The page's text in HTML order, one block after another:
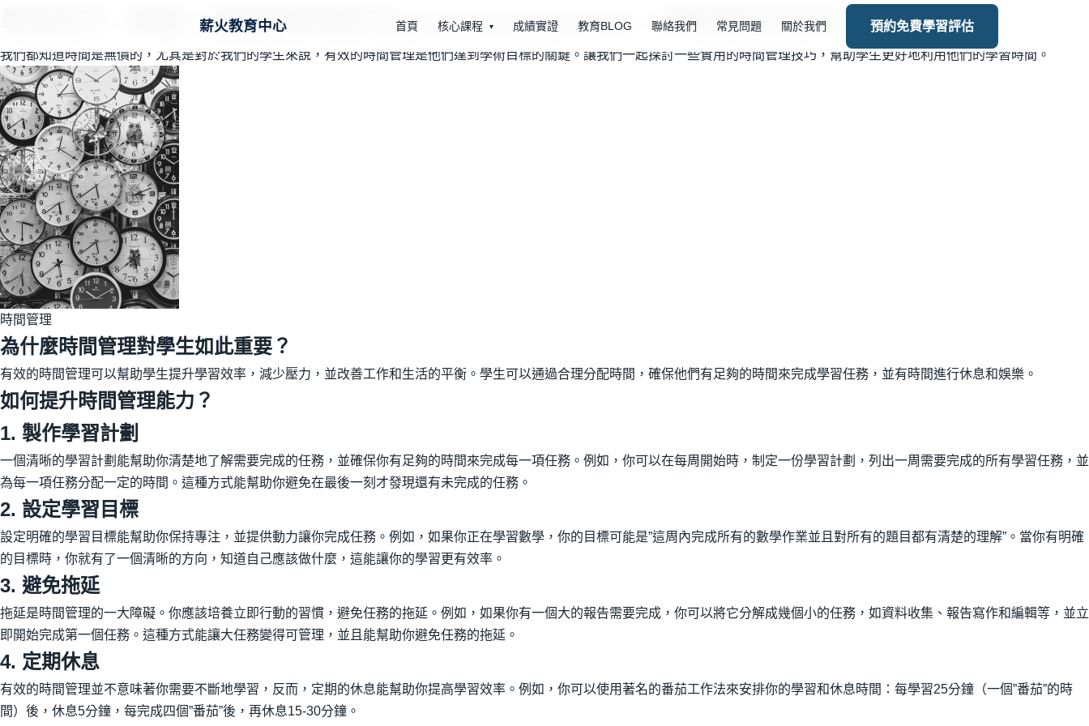
薪火教育中心 首頁 核心課程 ▾ 成績實證 教育BLOG 聯絡我們 常見問題 關於我們 預約免費學習評估
學習技巧：掌握 4 個時間管理技巧(time management)，成就更好的自我
我們都知道時間是無價的，尤其是對於我們的學生來說，有效的時間管理是他們達到學術目標的關鍵。讓我們一起探討一些實用的時間管理技巧，幫助學生更好地利用他們的學習時間。
時間管理
為什麼時間管理對學生如此重要？
有效的時間管理可以幫助學生提升學習效率，減少壓力，並改善工作和生活的平衡。學生可以通過合理分配時間，確保他們有足夠的時間來完成學習任務，並有時間進行休息和娛樂。
如何提升時間管理能力？
1. 製作學習計劃
一個清晰的學習計劃能幫助你清楚地了解需要完成的任務，並確保你有足夠的時間來完成每一項任務。例如，你可以在每周開始時，制定一份學習計劃，列出一周需要完成的所有學習任務，並
為每一項任務分配一定的時間。這種方式能幫助你避免在最後一刻才發現還有未完成的任務。
2. 設定學習目標
設定明確的學習目標能幫助你保持專注，並提供動力讓你完成任務。例如，如果你正在學習數學，你的目標可能是”這周內完成所有的數學作業並且對所有的題目都有清楚的理解”。當你有明確
的目標時，你就有了一個清晰的方向，知道自己應該做什麼，這能讓你的學習更有效率。
3. 避免拖延
拖延是時間管理的一大障礙。你應該培養立即行動的習慣，避免任務的拖延。例如，如果你有一個大的報告需要完成，你可以將它分解成幾個小的任務，如資料收集、報告寫作和編輯等，並立
即開始完成第一個任務。這種方式能讓大任務變得可管理，並且能幫助你避免任務的拖延。
4. 定期休息
有效的時間管理並不意味著你需要不斷地學習，反而，定期的休息能幫助你提高學習效率。例如，你可以使用著名的番茄工作法來安排你的學習和休息時間：每學習25分鐘（一個”番茄”的時
間）後，休息5分鐘，每完成四個”番茄”後，再休息15-30分鐘。